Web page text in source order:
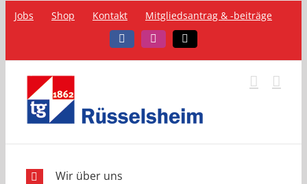
Inhalt
Jobs Shop Kontakt Mitgliedsantrag & -beiträge
FacebookInstagramTelefon
Wir über uns